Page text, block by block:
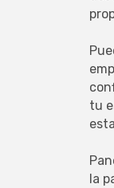
tu
la